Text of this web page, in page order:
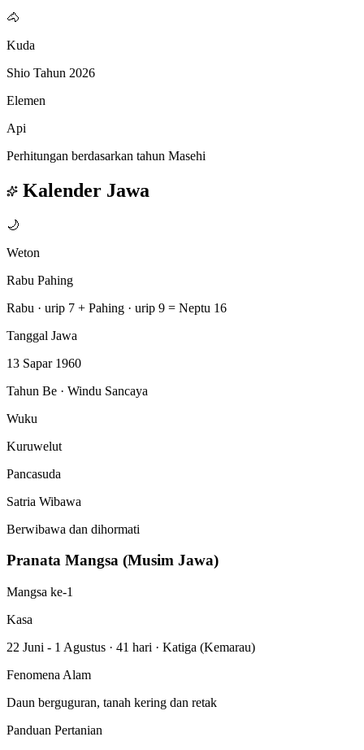
🐴
Kuda
Shio Tahun 2026
Elemen
Api
Perhitungan berdasarkan tahun Masehi
Kalender Jawa
🌙
Weton
Rabu Pahing
Rabu · urip 7 + Pahing · urip 9 = Neptu 16
Tanggal Jawa
13 Sapar 1960
Tahun Be · Windu Sancaya
Wuku
Kuruwelut
Pancasuda
Satria Wibawa
Berwibawa dan dihormati
Pranata Mangsa (Musim Jawa)
Mangsa ke-1
Kasa
22 Juni - 1 Agustus · 41 hari · Katiga (Kemarau)
Fenomena Alam
Daun berguguran, tanah kering dan retak
Panduan Pertanian